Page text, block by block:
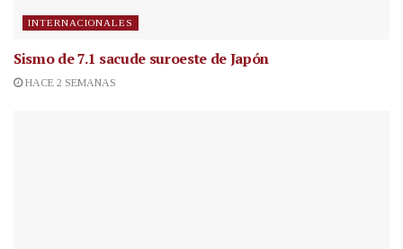
INTERNACIONALES
Sismo de 7.1 sacude suroeste de Japón
HACE 2 SEMANAS